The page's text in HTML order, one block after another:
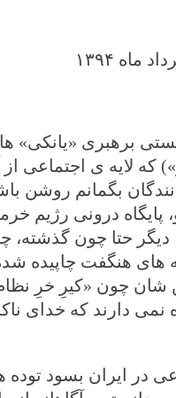
برهبری «یانکی»
که لایه ی اجتماعی
بگمانم روشن
پایگاه درونی رژیم
حتا چون گذشته،
هنگفت چاپیده شده
شان چون «کیرِ خرِ
نمی دارند که خدای
ایران بسود توده